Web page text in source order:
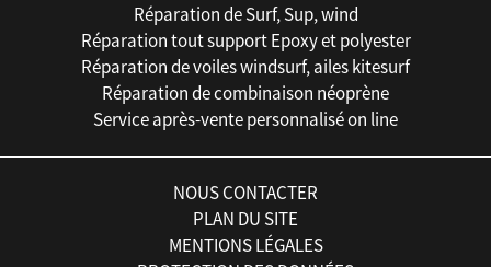
Réparation de Surf, Sup, wind
Réparation tout support Epoxy et polyester
Réparation de voiles windsurf, ailes kitesurf
Réparation de combinaison néoprène
Service après-vente personnalisé on line
NOUS CONTACTER
PLAN DU SITE
MENTIONS LÉGALES